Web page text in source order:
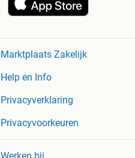
Marktplaats Zakelijk
Help en Info
Privacyverklaring
Privacyvoorkeuren